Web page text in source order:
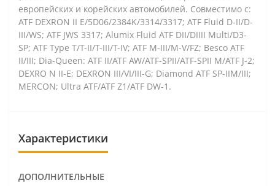
европейских и корейских автомобилей. Совместимо с:
ATF DEXRON II E/5D06/2384K/3314/3317; ATF Fluid D-II/D-
III/WS; ATF JWS 3317; Alumix Fluid ATF DII/DIIII Multi/D3-
SP; ATF Type T/T-II/T-III/T-IV; ATF M-III/M-V/FZ; Besco ATF
II/III; Dia-Queen: ATF II/ATF AW/ATF-SPII/ATF-SPII M/ATF J-2;
DEXRO N II-E; DEXRON III/VI/III-G; Diamond ATF SP-IIM/III;
MERCON; Ultra ATF/ATF Z1/ATF DW-1.
Характеристики
ДОПОЛНИТЕЛЬНЫЕ